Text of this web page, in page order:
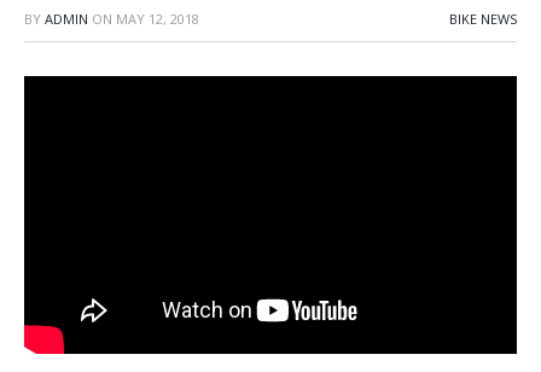
BY ADMIN ON MAY 12, 2018 BIKE NEWS